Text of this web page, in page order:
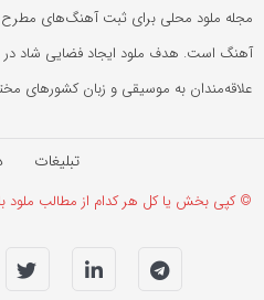
مجله ملود محلی برای ثبت آهنگ‌های
آهنگ است. هدف ملود ایجاد فضایی شاد در
علاقه‌مندان به موسیقی و زبان کشورهای
تبلیغات
© کپی بخش یا کل هر کدام از مطالب ملود